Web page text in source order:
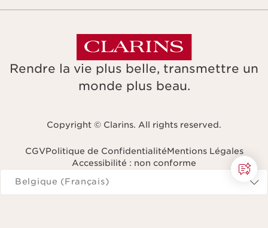
Rendre la vie plus belle, transmettre un
monde plus beau.
Copyright © Clarins. All rights reserved.
CGVPolitique de ConfidentialitéMentions Légales
Accessibilité : non conforme
Naviguer vers
Belgique (Français)